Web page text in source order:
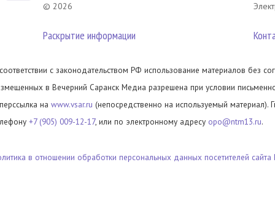
© 2026
Раскрытие информации
с законодательством РФ использование материалов без
в Вечерний Саранск Медиа разрешена при условии
на www.vsar.ru (непосредственно на используемый материал).
+7 (905) 009-12-17, или по электронному адресу opo@ntm13.ru.
в отношении обработки персональных данных посетителей